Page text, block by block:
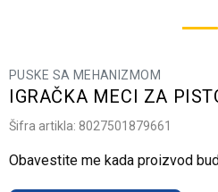
PUSKE SA MEHANIZMOM
IGRAČKA MECI ZA
Šifra artikla: 8027501879661
Obavestite me kada proizvod